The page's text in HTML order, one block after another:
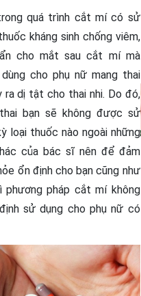
quá trình cắt mí có sử
kháng sinh chống viêm,
cho mắt sau cắt mí mà
cho phụ nữ mang thai
ra dị tật cho thai nhi. Do đó,
bạn sẽ không được sử
loại thuốc nào ngoài những
của bác sĩ nên để đảm
ổn định cho bạn cũng như
phương pháp cắt mí không
sử dụng cho phụ nữ có